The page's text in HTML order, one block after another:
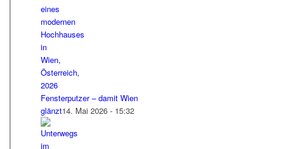
Fensterputzer – damit Wien
glänzt14. Mai 2026 - 15:32